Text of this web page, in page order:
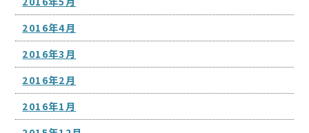
2016年4月
2016年3月
2016年2月
2016年1月